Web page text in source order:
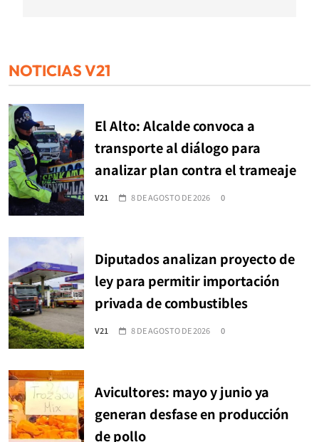
NOTICIAS V21
El Alto: Alcalde convoca a
transporte al diálogo para
analizar plan contra el trameaje
V21 8 DE AGOSTO DE 2026 0
Diputados analizan proyecto de
ley para permitir importación
privada de combustibles
V21 8 DE AGOSTO DE 2026 0
Avicultores: mayo y junio ya
generan desfase en producción
de pollo